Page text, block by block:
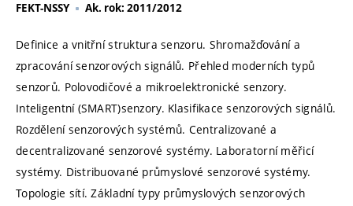
FEKT-NSSY Ak. rok: 2011/2012
Definice a vnitřní struktura senzoru. Shromažďování a
zpracování senzorových signálů. Přehled moderních typů
senzorů. Polovodičové a mikroelektronické senzory.
Inteligentní (SMART)senzory. Klasifikace senzorových signálů.
Rozdělení senzorových systémů. Centralizované a
decentralizované senzorové systémy. Laboratorní měřicí
systémy. Distribuované průmyslové senzorové systémy.
Topologie sítí. Základní typy průmyslových senzorových